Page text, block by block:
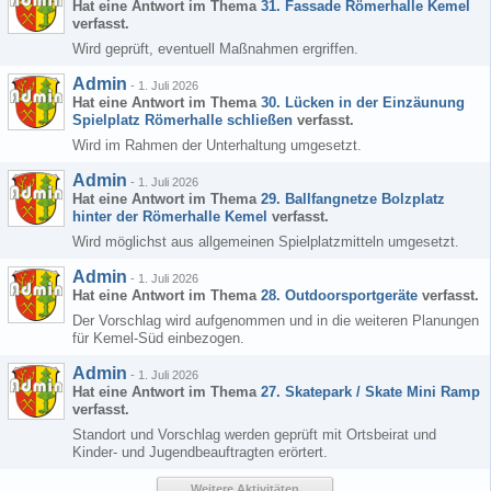
Hat eine Antwort im Thema 31. Fassade Römerhalle Kemel
verfasst.
Wird geprüft, eventuell Maßnahmen ergriffen.
Admin - 1. Juli 2026
Hat eine Antwort im Thema 30. Lücken in der Einzäunung
Spielplatz Römerhalle schließen verfasst.
Wird im Rahmen der Unterhaltung umgesetzt.
Admin - 1. Juli 2026
Hat eine Antwort im Thema 29. Ballfangnetze Bolzplatz
hinter der Römerhalle Kemel verfasst.
Wird möglichst aus allgemeinen Spielplatzmitteln umgesetzt.
Admin - 1. Juli 2026
Hat eine Antwort im Thema 28. Outdoorsportgeräte verfasst.
Der Vorschlag wird aufgenommen und in die weiteren Planungen
für Kemel-Süd einbezogen.
Admin - 1. Juli 2026
Hat eine Antwort im Thema 27. Skatepark / Skate Mini Ramp
verfasst.
Standort und Vorschlag werden geprüft mit Ortsbeirat und
Kinder- und Jugendbeauftragten erörtert.